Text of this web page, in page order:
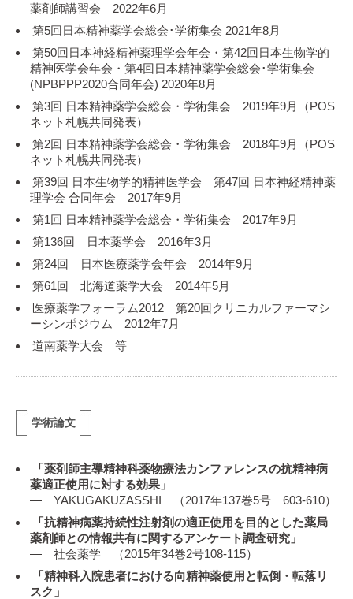
薬剤師講習会 2022年6月
第5回日本精神薬学会総会･学術集会 2021年8月
第50回日本神経精神薬理学会年会・第42回日本生物学的
精神医学会年会・第4回日本精神薬学会総会･学術集会
(NPBPPP2020合同年会) 2020年8月
第3回 日本精神薬学会総会・学術集会 2019年9月（POS
ネット札幌共同発表）
第2回 日本精神薬学会総会・学術集会 2018年9月（POS
ネット札幌共同発表）
第39回 日本生物学的精神医学会 第47回 日本神経精神薬
理学会 合同年会 2017年9月
第1回 日本精神薬学会総会・学術集会 2017年9月
第136回 日本薬学会 2016年3月
第24回 日本医療薬学会年会 2014年9月
第61回 北海道薬学大会 2014年5月
医療薬学フォーラム2012 第20回クリニカルファーマシ
ーシンポジウム 2012年7月
道南薬学大会 等
学術論文
「薬剤師主導精神科薬物療法カンファレンスの抗精神病
薬適正使用に対する効果」
― YAKUGAKUZASSHI （2017年137巻5号 603-610）
「抗精神病薬持続性注射剤の適正使用を目的とした薬局
薬剤師との情報共有に関するアンケート調査研究」
― 社会薬学 （2015年34巻2号108-115）
「精神科入院患者における向精神薬使用と転倒・転落リ
スク」